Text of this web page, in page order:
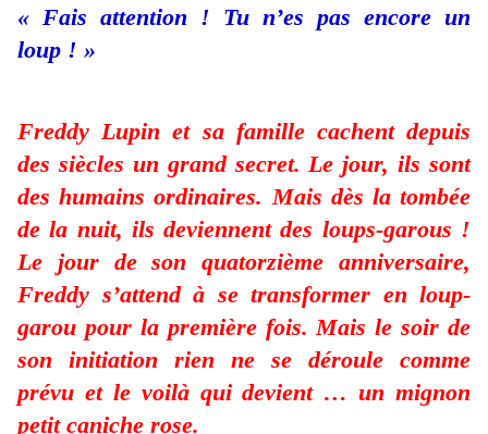
« Fais attention ! Tu n’es pas encore un
loup ! »
Freddy Lupin et sa famille cachent depuis
des siècles un grand secret. Le jour, ils sont
des humains ordinaires. Mais dès la tombée
de la nuit, ils deviennent des loups-garous !
Le jour de son quatorzième anniversaire,
Freddy s’attend à se transformer en loup-
garou pour la première fois. Mais le soir de
son initiation rien ne se déroule comme
prévu et le voilà qui devient … un mignon
petit caniche rose.